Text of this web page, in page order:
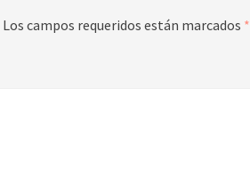
Los campos requeridos están marcados *